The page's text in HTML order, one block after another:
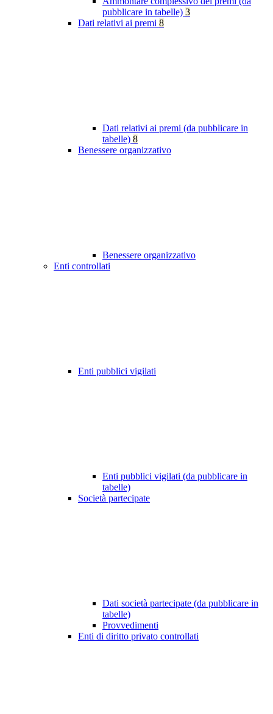
pubblicare in tabelle) 3
Dati relativi ai premi 8
Dati relativi ai premi (da pubblicare in
tabelle) 8
Benessere organizzativo
Benessere organizzativo
Enti controllati
Enti pubblici vigilati
Enti pubblici vigilati (da pubblicare in
tabelle)
Società partecipate
Dati società partecipate (da pubblicare in
tabelle)
Provvedimenti
Enti di diritto privato controllati